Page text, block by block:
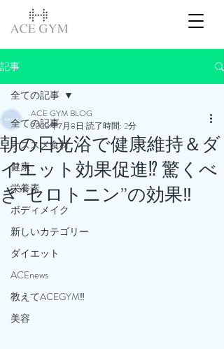
記事
全ての記事
オススメ食材
健康
栄養素
ボディメイク
新しいカテゴリー
ダイエット
ACEnews
教えてACEGYM‼️
美容
全ての記事
朝の日光浴で健康維持＆ダ
イエット効果促進⁉️ 驚くべ
き”セロトニン”の効果‼️
ACE GYM BLOG
2023年7月8日 読了時間: 2分